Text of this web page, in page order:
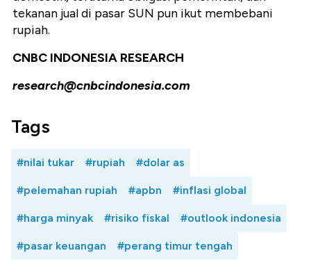
tekanan jual di pasar SUN pun ikut membebani
rupiah.
CNBC INDONESIA RESEARCH
research@cnbcindonesia.com
Tags
#nilai tukar #rupiah #dolar as
#pelemahan rupiah #apbn #inflasi global
#harga minyak #risiko fiskal #outlook indonesia
#pasar keuangan #perang timur tengah